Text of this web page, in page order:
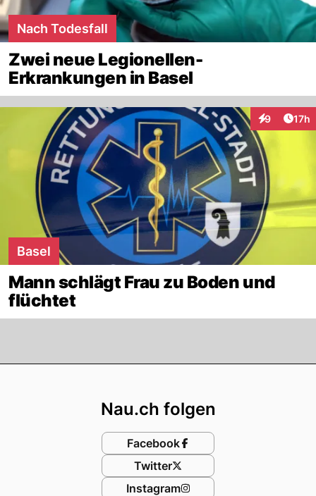
Nach Todesfall
Zwei neue Legionellen-
Erkrankungen in Basel
9 17h
Basel
Mann schlägt Frau zu Boden und
flüchtet
Nau.ch folgen
Facebook
Twitter
Instagram